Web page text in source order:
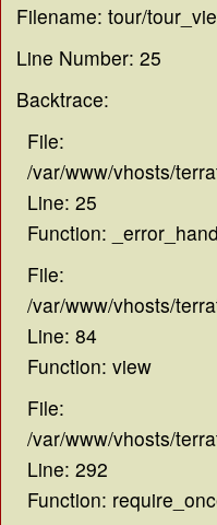
Filename: tour/
Line Number: 25
Backtrace:
File:
/var/www/vhosts/
Line: 25
Function:
File:
/var/www/vhosts/
Line: 84
Function: view
File:
/var/www/vhosts/
Line: 292
Function: